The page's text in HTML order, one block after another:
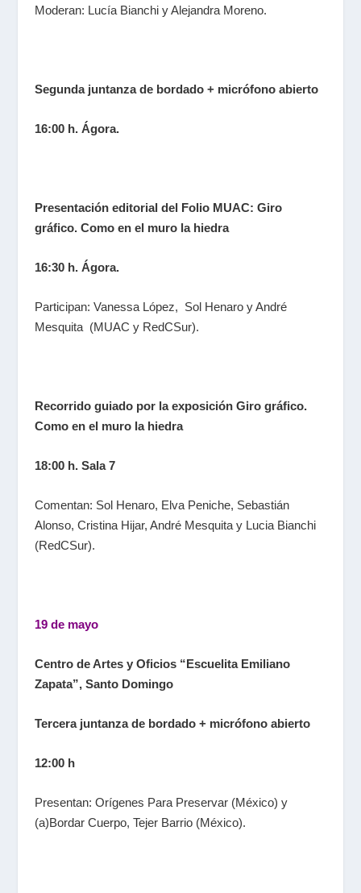
Moderan: Lucía Bianchi y Alejandra Moreno.
Segunda juntanza de bordado + micrófono abierto
16:00 h. Ágora.
Presentación editorial del Folio MUAC: Giro
gráfico. Como en el muro la hiedra
16:30 h. Ágora.
Participan: Vanessa López, Sol Henaro y André
Mesquita (MUAC y RedCSur).
Recorrido guiado por la exposición Giro gráfico.
Como en el muro la hiedra
18:00 h. Sala 7
Comentan: Sol Henaro, Elva Peniche, Sebastián
Alonso, Cristina Hijar, André Mesquita y Lucia Bianchi
(RedCSur).
19 de mayo
Centro de Artes y Oficios “Escuelita Emiliano
Zapata”, Santo Domingo
Tercera juntanza de bordado + micrófono abierto
12:00 h
Presentan: Orígenes Para Preservar (México) y
(a)Bordar Cuerpo, Tejer Barrio (México).